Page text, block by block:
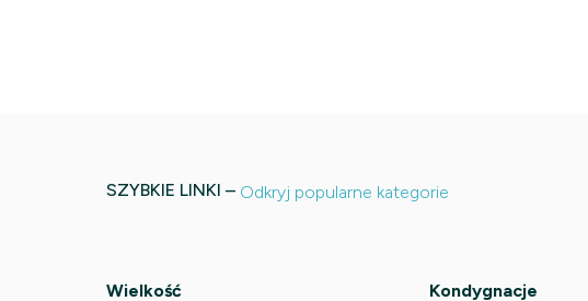
SZYBKIE LINKI – Odkryj popularne kategorie
Wielkość Kondygnacje